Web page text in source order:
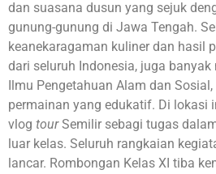
dan suasana dusun yang sejuk
gunung-gunung di Jawa Tengah.
keanekaragaman kuliner dan hasil
dari seluruh Indonesia, juga
Ilmu Pengetahuan Alam dan
permainan yang edukatif. Di lokasi
vlog tourSemilir sebagi tugas
luar kelas. Seluruh rangkaian
lancar. Rombongan Kelas XI tiba